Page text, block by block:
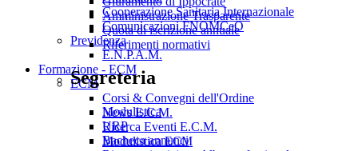
Amministrazione Trasparente
Quota di iscrizione annuale
Riferimenti normativi
Segreteria
Modulistica
URP
Bacheca annunci
Cooperazione Sanitaria Internazionale
Comunicazioni FNOMCeO
Previdenza
E.N.P.A.M.
Formazione - ECM
ECM
Corsi & Convegni dell'Ordine
News E.C.M.
Ricerca Eventi E.C.M.
Modulistica ECM